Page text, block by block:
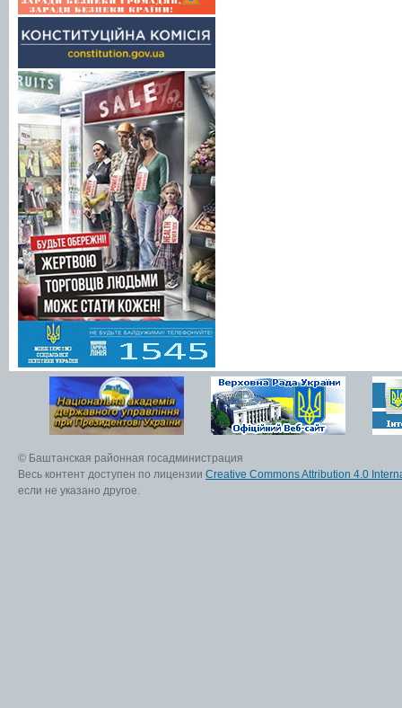
© Баштанская районная госадминистрация
Весь контент доступен по лицензии Creative Commons Attribution 4.0
если не указано другое.